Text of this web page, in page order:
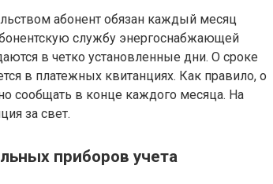
абонент обязан каждый месяц
службу энергоснабжающей
в четко установленные дни. О сроке
в платежных квитанциях. Как правило, о
сообщать в конце каждого месяца. На
за свет.
приборов учета